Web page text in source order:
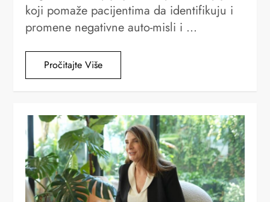
koji pomaže pacijentima da identifikuju i
promene negativne auto-misli i …
Pročitajte Više